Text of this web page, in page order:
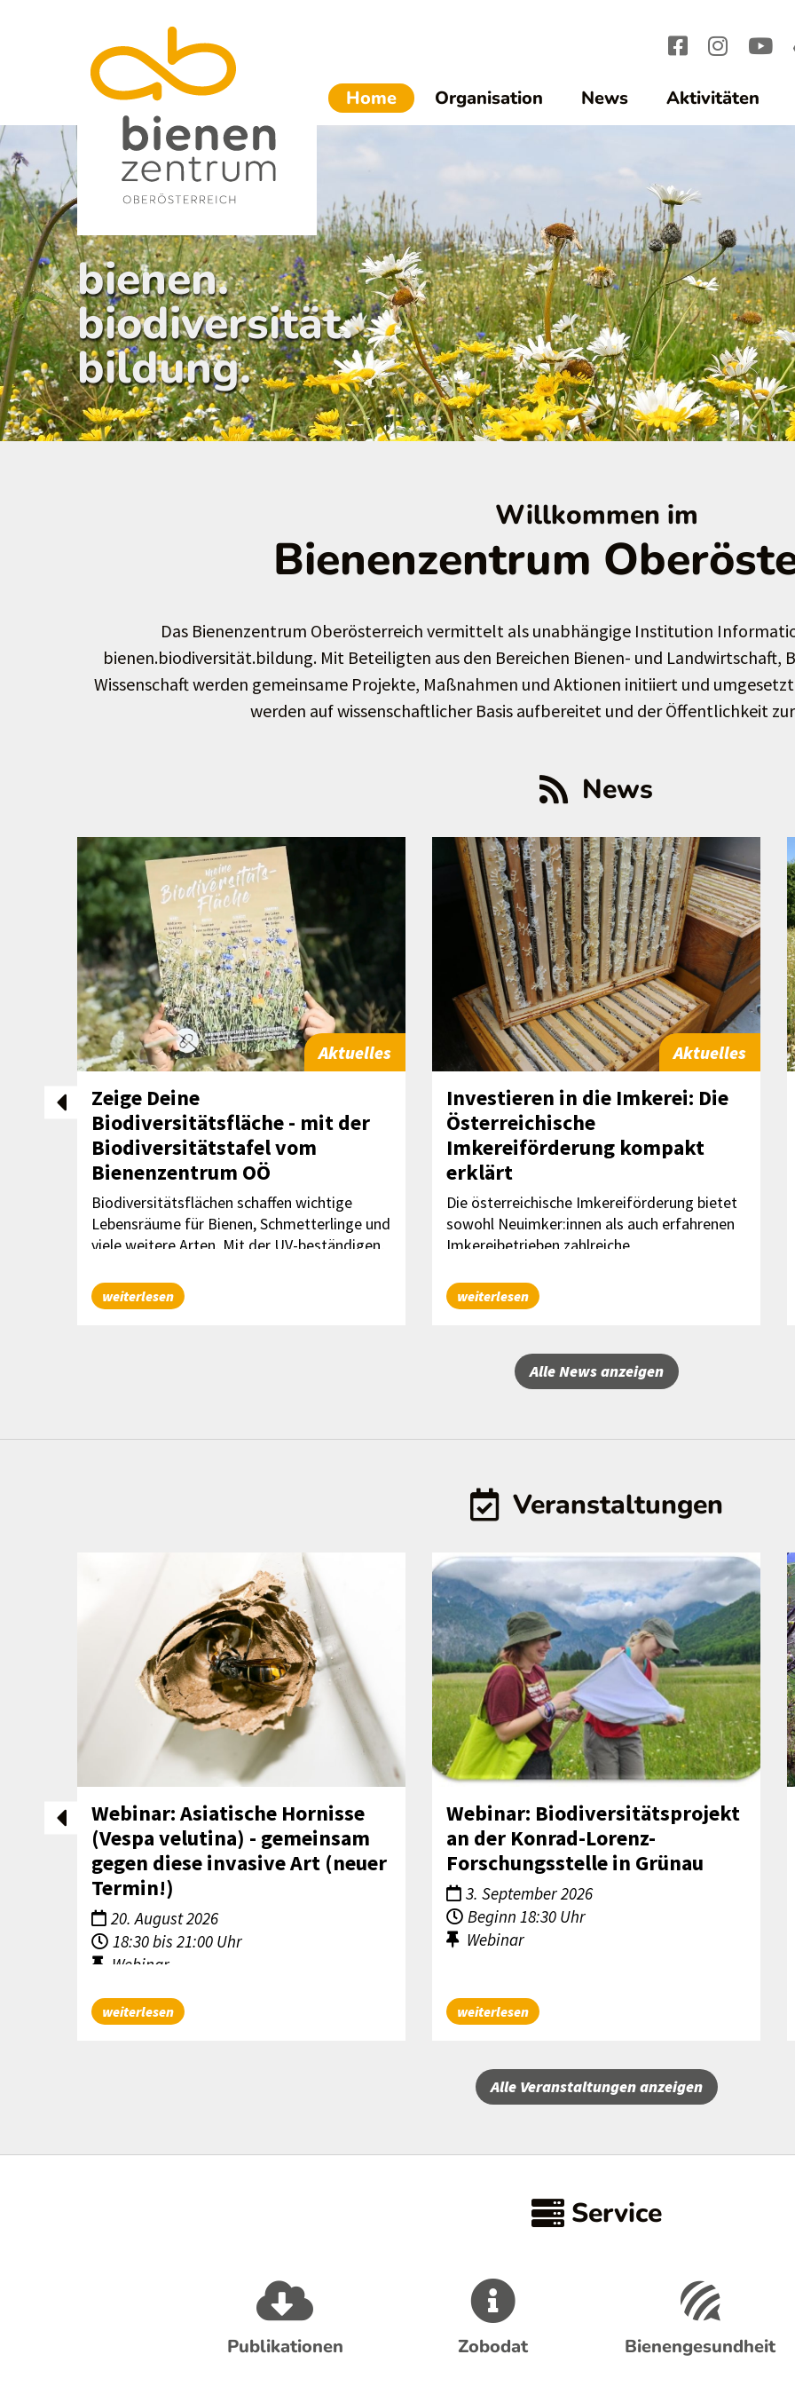
Home(current)1
Organisation News Aktivitäten
bienen.
biodiversität.
bildung.
Willkommen im
Bienenzentrum
Das Bienenzentrum Oberösterreich vermittelt als unabhängige Institution
bienen.biodiversität.bildung. Mit Beteiligten aus den Bereichen Bienen- und Landwirtschaft,
Wissenschaft werden gemeinsame Projekte, Maßnahmen und Aktionen initiiert und
werden auf wissenschaftlicher Basis aufbereitet und der Öffentlichkeit
News
Aktuelles
Zeige Deine
Biodiversitätsfläche - mit der
Biodiversitätstafel vom
Bienenzentrum OÖ
Biodiversitätsflächen schaffen wichtige
Lebensräume für Bienen, Schmetterlinge und
viele weitere Arten. Mit der UV-beständigen,
Bienenzentrum OÖ wird auf einen Blick
sichtbar, warum diese Flächen so wertvoll
weiterlesen
Aktuelles
Investieren in die Imkerei: Die
Österreichische
Imkereiförderung kompakt
erklärt
Die österreichische Imkereiförderung bietet
sowohl Neuimker:innen als auch erfahrenen
Imkereibetrieben zahlreiche
wird unter anderem die Erstausstattung
einer Imkerei, der Kauf von Maschinen und
Dadurch können viele Investitionen und
laufende Kosten finanziell abgefedert
weiterlesen
Alle News anzeigen
Veranstaltungen
Webinar: Asiatische Hornisse
(Vespa velutina) - gemeinsam
gegen diese invasive Art (neuer
Termin!)
20. August 2026
18:30 bis 21:00 Uhr
Webinar
UrbanBEE Webinar-Reihe
weiterlesen
Webinar: Biodiversitätsprojekt
an der Konrad-Lorenz-
Forschungsstelle in Grünau
3. September 2026
Beginn 18:30 Uhr
Webinar
weiterlesen
Alle Veranstaltungen anzeigen
Service
Publikationen Zobodat Bienengesundheit